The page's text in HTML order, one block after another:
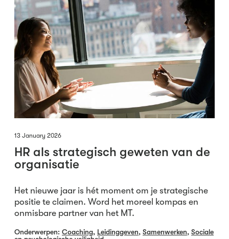
13 January 2026
HR als strategisch geweten van de
organisatie
Het nieuwe jaar is hét moment om je strategische
positie te claimen. Word het moreel kompas en
onmisbare partner van het MT.
Onderwerpen: Coaching, Leidinggeven, Samenwerken, Sociale